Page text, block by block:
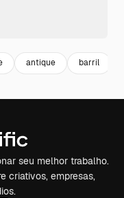
antique barril
seu melhor trabalho.
criativos, empresas,